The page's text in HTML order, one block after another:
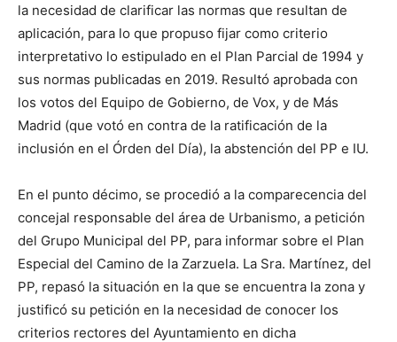
la necesidad de clarificar las normas que resultan de
aplicación, para lo que propuso fijar como criterio
interpretativo lo estipulado en el Plan Parcial de 1994 y
sus normas publicadas en 2019. Resultó aprobada con
los votos del Equipo de Gobierno, de Vox, y de Más
Madrid (que votó en contra de la ratificación de la
inclusión en el Órden del Día), la abstención del PP e IU.
En el punto décimo, se procedió a la comparecencia del
concejal responsable del área de Urbanismo, a petición
del Grupo Municipal del PP, para informar sobre el Plan
Especial del Camino de la Zarzuela. La Sra. Martínez, del
PP, repasó la situación en la que se encuentra la zona y
justificó su petición en la necesidad de conocer los
criterios rectores del Ayuntamiento en dicha